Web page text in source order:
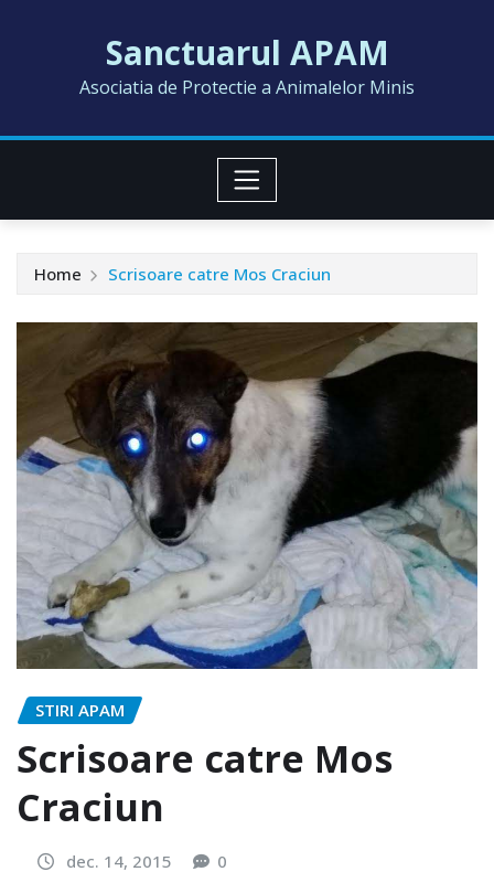
Sanctuarul APAM
Asociatia de Protectie a Animalelor Minis
Home Scrisoare catre Mos Craciun
STIRI APAM
Scrisoare catre Mos
Craciun
dec. 14, 2015 0